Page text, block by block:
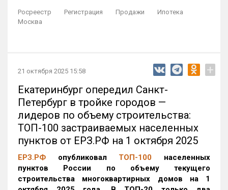
Росреестр Регистрация Продажи
Ипотека
Москва
21 октября 2025 15:58 +
Екатеринбург опередил Санкт-
Петербург в тройке городов —
лидеров по объему строительства:
ТОП-100 застраиваемых населенных
пунктов от ЕРЗ.РФ на 1 октября 2025
ЕРЗ.РФ опубликовал ТОП-100 населенных
пунктов России по объему текущего
строительства многоквартирных домов на 1